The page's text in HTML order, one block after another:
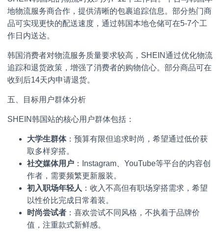
地物流服务商合作，提供清晰的包裹追踪信息。部分热门商
品可实现更快的配送速度，通过韩国本地仓储可在5-7个工
作日内送达。
韩国消费者对物流服务质量要求较高，SHEIN通过优化物流
追踪和退货政策，增强了消费者的购物信心。部分商品可在
收到后14天内申请退货。
五、目标用户群体分析
SHEIN韩国站的核心用户群体包括：
大学生群体：预算有限但追求时尚，希望通过低价获
取多样穿搭。
社交媒体用户 ：Instagram、YouTube等平台的内容创
作者，需要频繁更新服装。
初入职场年轻人 ：收入不高但有职场穿搭需求，希望
以性价比完成日常着装。
时尚尝试者 ：喜欢尝试不同风格，不执着于品牌价
值，注重款式新鲜感。